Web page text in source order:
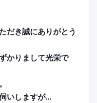
だき誠にありがとう
かりまして光栄で
いしますが…